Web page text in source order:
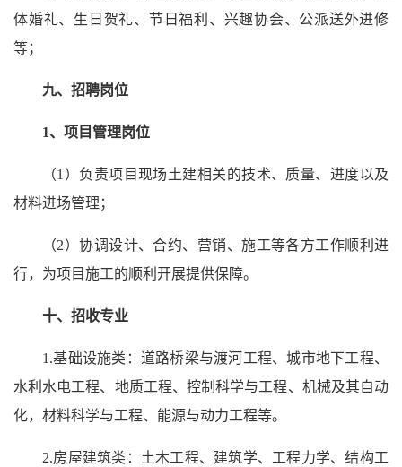
体婚礼、生日贺礼、节日福利、兴趣协会、公派送外进修
等；
九、 招聘岗位
1、 项目管理岗位
（1）负责项目现场土建相关的技术、质量、进度以及
材料进场管理；
（2）协调设计、合约、营销、施工等各方工作顺利进
行，为项目施工的顺利开展提供保障。
十、招收专业
1.基础设施类：道路桥梁与渡河工程、城市地下工程、
水利水电工程、地质工程、控制科学与工程、机械及其自动
化，材料科学与工程、能源与动力工程等。
2.房屋建筑类：土木工程、建筑学、工程力学、结构工